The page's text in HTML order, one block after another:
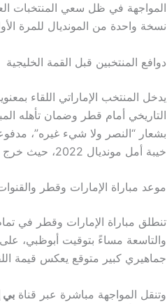
المواجهة في ظل سعي المنتخبات
نسخة واحدة من المونديال للمرة
دوافع المنتخبين قبل القمة الخليجية
يدخل المنتخب الإماراتي اللقاء
التاريخي أمام قطر وضمان تأهله
بشعار “النصر ولا شيء غيره”،
خيبة أمل مونديال 2022، حيث خرج من الدور الأول.
موعد مباراة الإمارات وقطر والقنوات
تنطلق مباراة الإمارات وقطر في
والتاسعة مساءً بتوقيت أبوظبي،
جماهيري كبير متوقع يعكس قيمة
وتنقل المواجهة مباشرة عبر قناة بي